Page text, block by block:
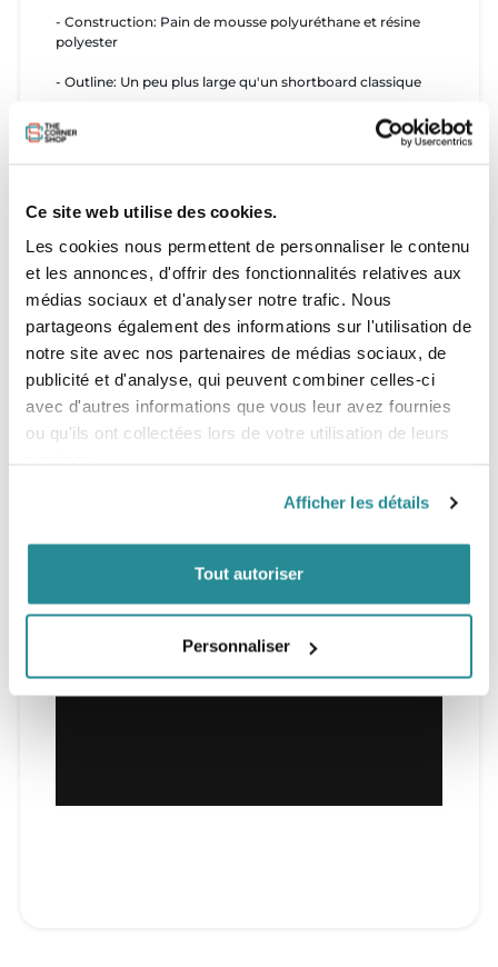
Ce site web utilise des cookies.
Les cookies nous permettent de personnaliser le contenu
et les annonces, d'offrir des fonctionnalités relatives aux
médias sociaux et d'analyser notre trafic. Nous
partageons également des informations sur l'utilisation de
notre site avec nos partenaires de médias sociaux, de
publicité et d'analyse, qui peuvent combiner celles-ci
avec d'autres informations que vous leur avez fournies
ou qu'ils ont collectées lors de votre utilisation de leurs
Afficher les détails
Tout autoriser
Personnaliser
- Construction: Pain de mousse polyuréthane et résine
polyester
- Outline: Un peu plus large qu'un shortboard classique
- Rocker: Léger sur le nose et le tail
- Tail: Squash
Disponibilité:
Stock à jour sur notre site. Pour toute demande de
taille ou de déco nous contacter directement.